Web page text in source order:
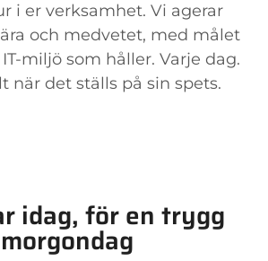
i er verksamhet. Vi agerar
och medvetet, med målet
miljö som håller. Varje dag.
när det ställs på sin spets.
idag, för en trygg
morgondag